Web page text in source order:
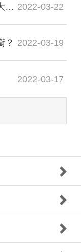
纸箱加工模切工艺的难题及对策大盘点 2022-03-22
？ 2022-03-19
2022-03-17